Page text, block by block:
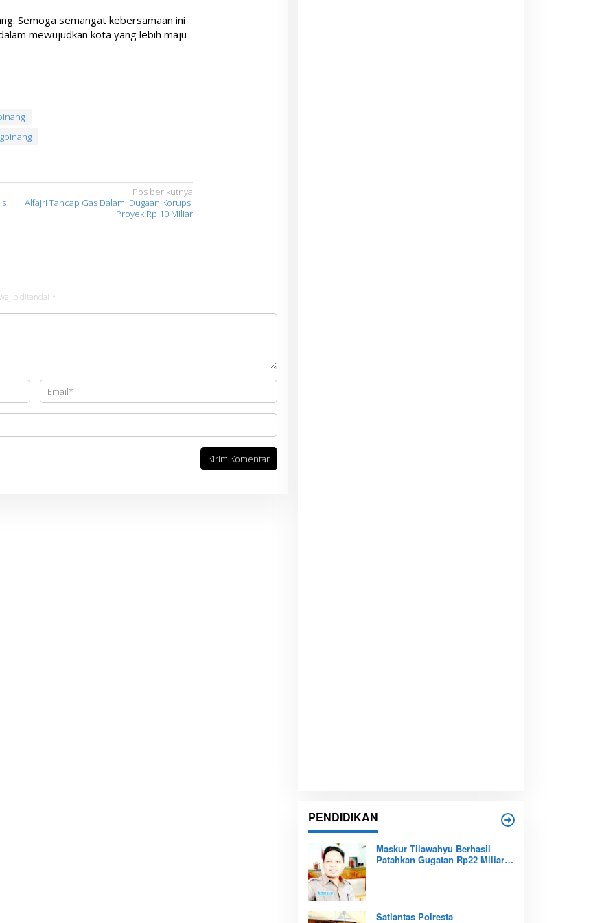
Semoga semangat kebersamaan ini
mewujudkan kota yang lebih maju
Pos berikutnya
Alfajri Tancap Gas Dalami Dugaan Korupsi
Proyek Rp 10 Miliar
ditandai *
PENDIDIKAN
Maskur Tilawahyu Berhasil
Patahkan Gugatan Rp22 Miliar,
Satlantas Polresta